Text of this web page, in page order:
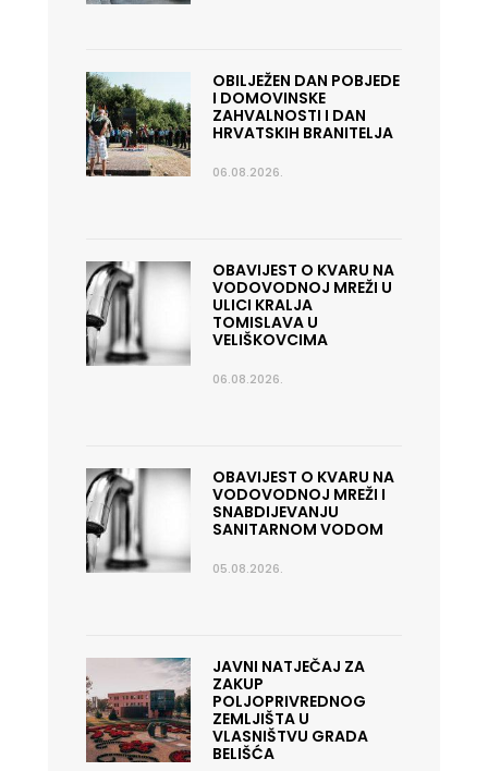
OBILJEŽEN DAN POBJEDE
I DOMOVINSKE
ZAHVALNOSTI I DAN
HRVATSKIH BRANITELJA
06.08.2026.
OBAVIJEST O KVARU NA
VODOVODNOJ MREŽI U
ULICI KRALJA
TOMISLAVA U
VELIŠKOVCIMA
06.08.2026.
OBAVIJEST O KVARU NA
VODOVODNOJ MREŽI I
SNABDIJEVANJU
SANITARNOM VODOM
05.08.2026.
JAVNI NATJEČAJ ZA
ZAKUP
POLJOPRIVREDNOG
ZEMLJIŠTA U
VLASNIŠTVU GRADA
BELIŠĆA